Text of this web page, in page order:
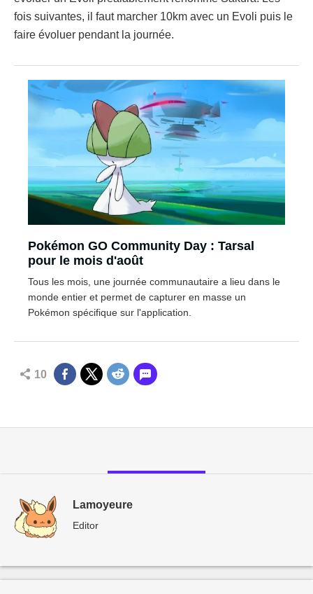
fois suivantes, il faut marcher 10km avec un Evoli puis le
faire évoluer pendant la journée.
Pokémon GO Community Day : Tarsal
pour le mois d'août
Tous les mois, une journée communautaire a lieu dans le
monde entier et permet de capturer en masse un
Pokémon spécifique sur l'application.
10
Lamoyeure
Editor